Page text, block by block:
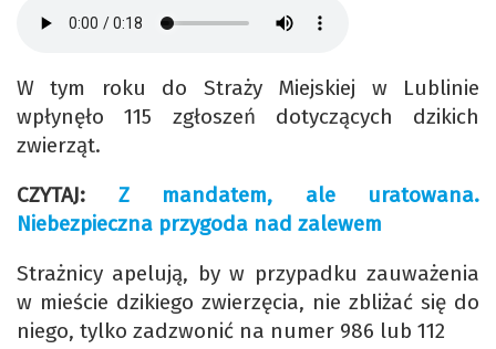
W tym roku do Straży Miejskiej w Lublinie
wpłynęło 115 zgłoszeń dotyczących dzikich
zwierząt.
CZYTAJ: Z mandatem, ale uratowana.
Niebezpieczna przygoda nad zalewem
Strażnicy apelują, by w przypadku zauważenia
w mieście dzikiego zwierzęcia, nie zbliżać się do
niego, tylko zadzwonić na numer 986 lub 112